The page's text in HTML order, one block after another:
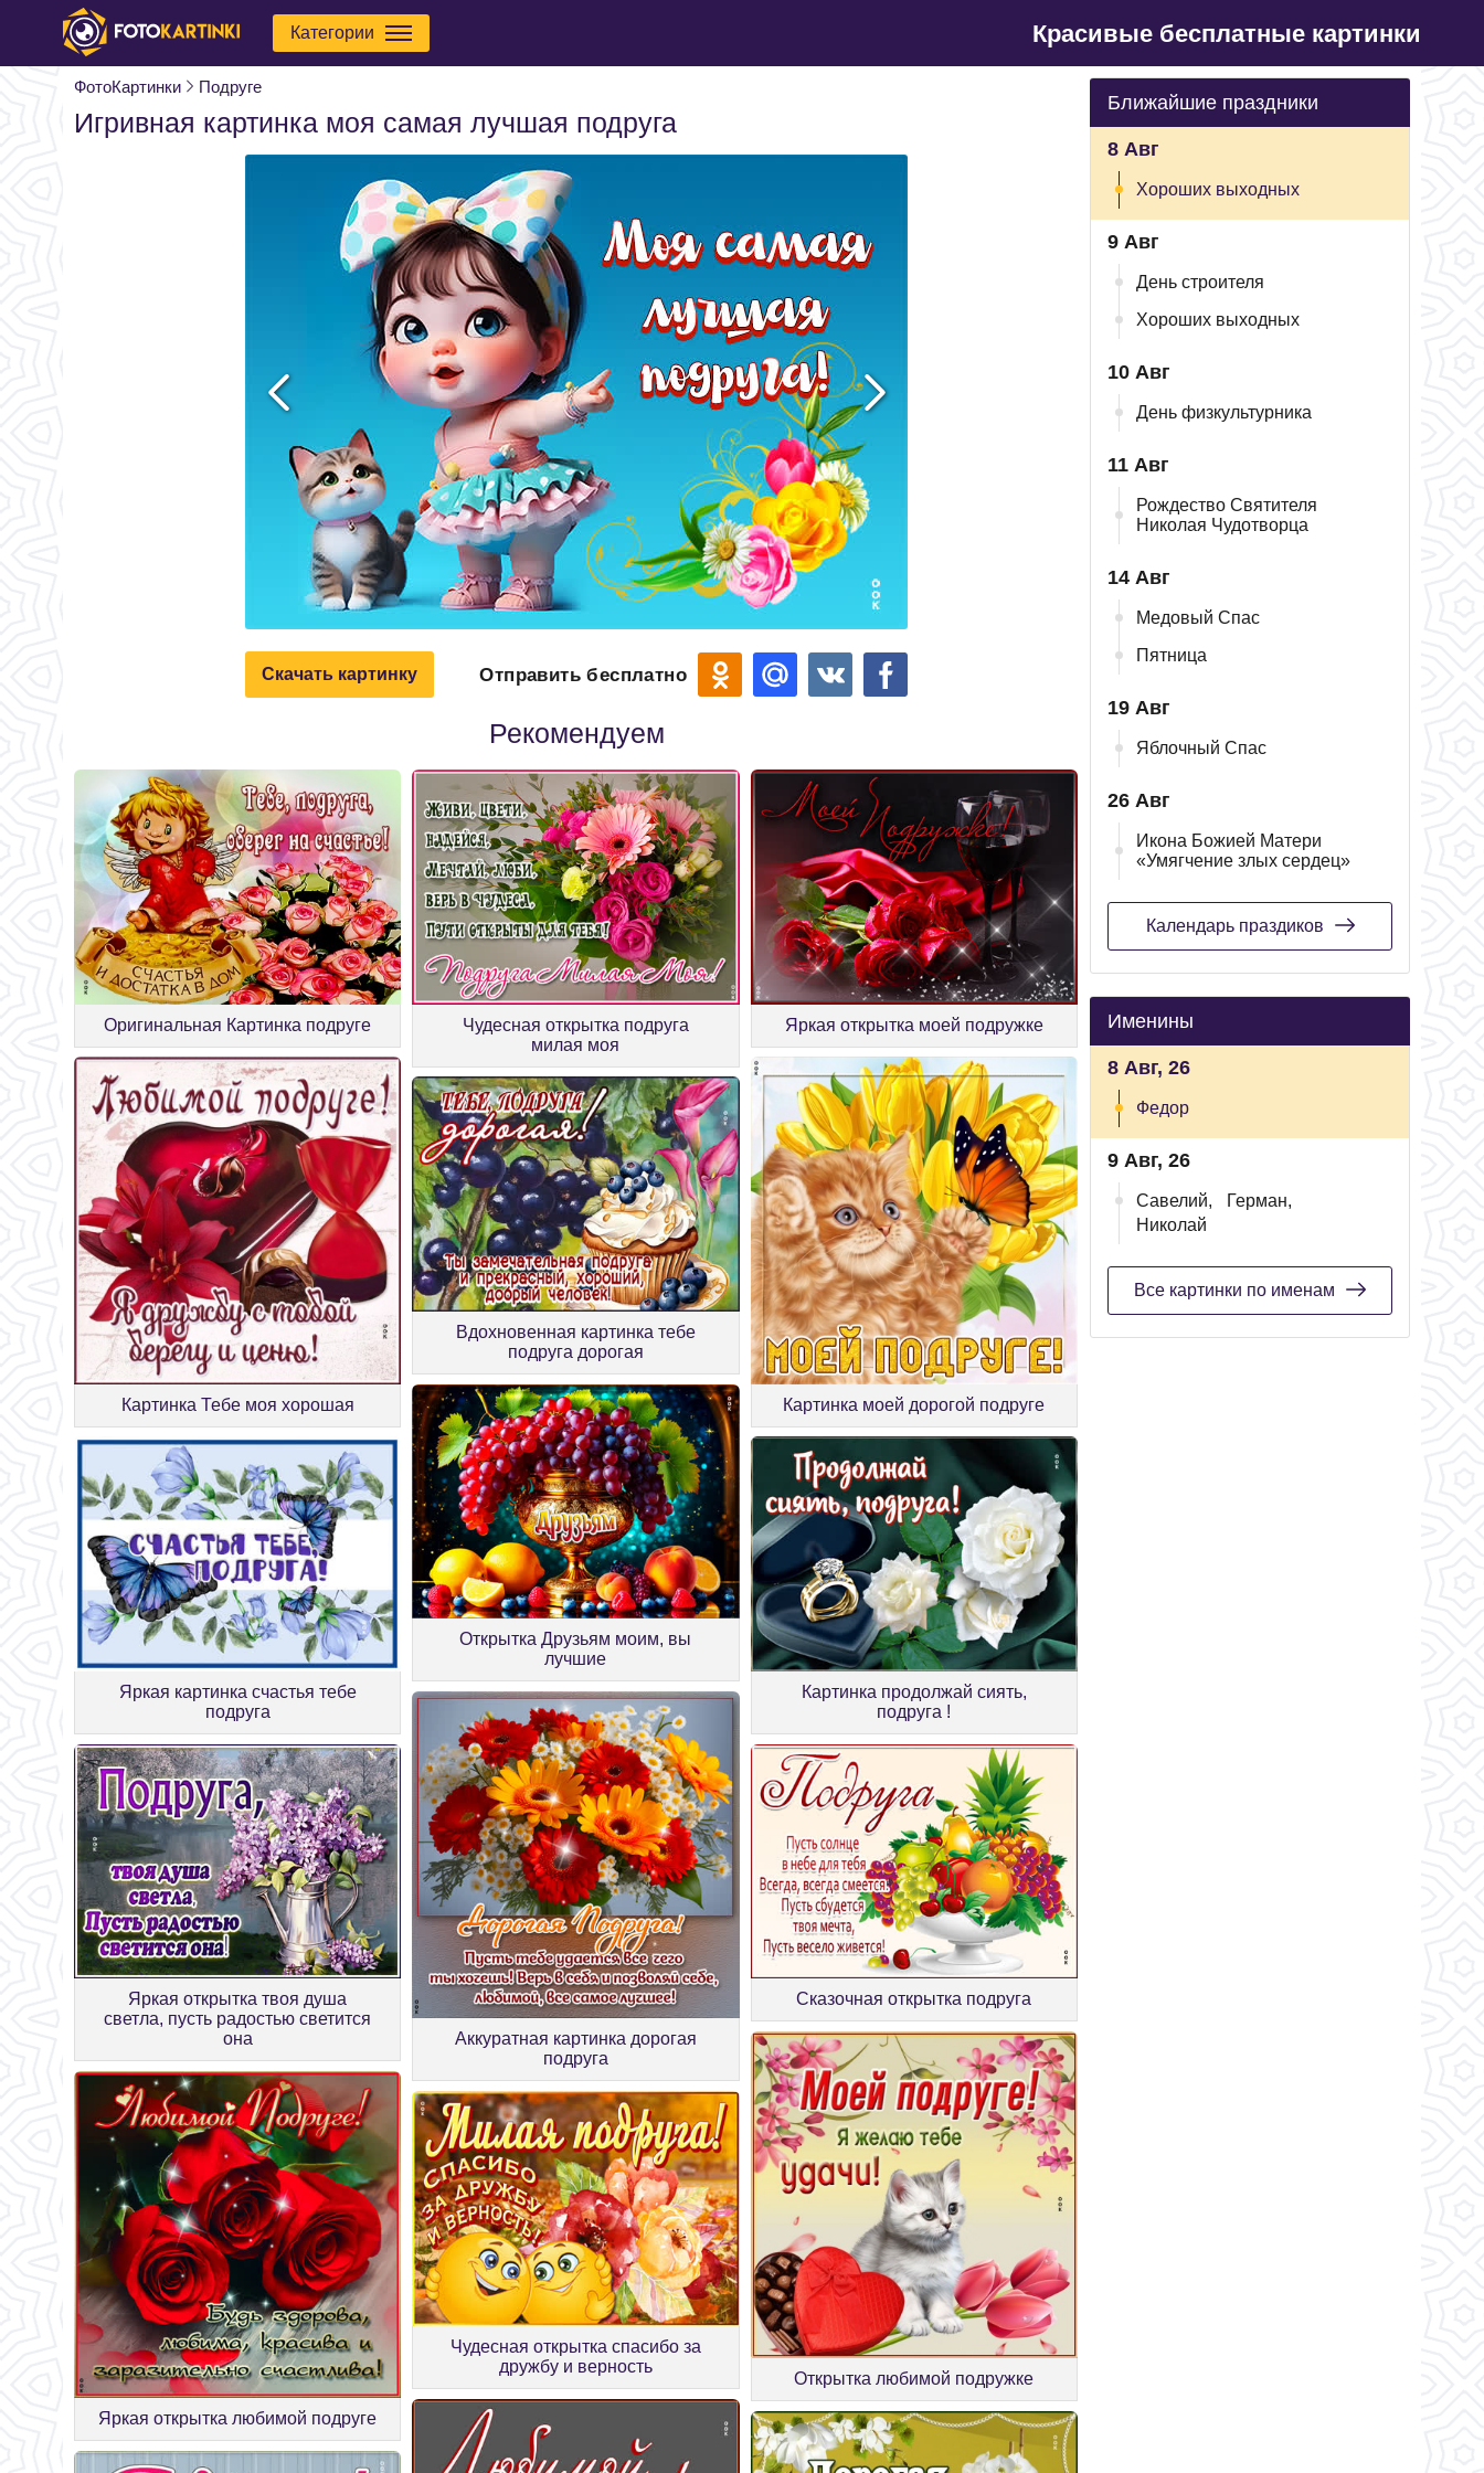
Категории Красивые бесплатные картинки
ФотоКартинки Подруге
Игривная картинка моя самая лучшая подруга
Скачать картинку Отправить бесплатно
Рекомендуем
Оригинальная Картинка подруге
Чудесная открытка подруга
милая моя
Яркая открытка моей подружке
Картинка Тебе моя хорошая
Вдохновенная картинка тебе
подруга дорогая
Картинка моей дорогой подруге
Яркая картинка счастья тебе
подруга
Открытка Друзьям моим, вы
лучшие
Картинка продолжай сиять,
подруга !
Яркая открытка твоя душа
светла, пусть радостью светится
она
Аккуратная картинка дорогая
подруга
Сказочная открытка подруга
Яркая открытка любимой подруге
Чудесная открытка спасибо за
дружбу и верность
Открытка любимой подружке
Ближайшие праздники
8 Авг
Хороших выходных
9 Авг
День строителя
Хороших выходных
10 Авг
День физкультурника
11 Авг
Рождество Святителя
Николая Чудотворца
14 Авг
Медовый Спас
Пятница
19 Авг
Яблочный Спас
26 Авг
Икона Божией Матери
«Умягчение злых сердец»
Календарь праздиков
Именины
8 Авг, 26
Федор
9 Авг, 26
Савелий,
Герман,
Николай
Все картинки по именам